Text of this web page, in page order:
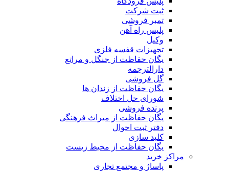
ثبت شرکت
تمبر فروشی
پلیس راه آهن
وکیل
تجهیزات قفسه فلزی
یگان حفاظت از جنگل و مراتع
دارالترجمه
گل فروشی
یگان حفاظت از زندان ها
شورای حل اختلاف
پرنده فروشی
یگان حفاظت از میراث فرهنگی
دفتر ثبت احوال
کلید سازی
یگان حفاظت از محیط زیست
مراکز خرید
پاساژ و مجتمع تجاری